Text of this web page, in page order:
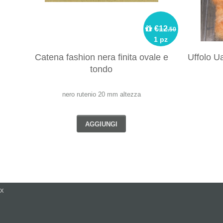
€12.50
1 pz
Catena fashion nera finita ovale e
tondo
nero rutenio 20 mm altezza
AGGIUNGI
Uffolo
x